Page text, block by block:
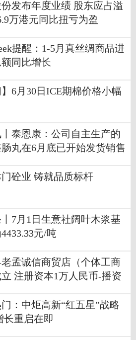
发布年度业绩 股东应占溢
万港元同比扭亏为盈
提醒：1-5月真丝绸商品进
同比增长
】6月30日ICE期棉价格小幅
泰恩康：公司自主生产的
丸在6月底已开始发货销售
砼业 铸就品质标杆
7月1日生意社阔叶木浆基
元/吨
孟诚信商贸店（个体工商
立 注册资本1万人民币-播资
：中炬高新“红五星”战略
长重启在即